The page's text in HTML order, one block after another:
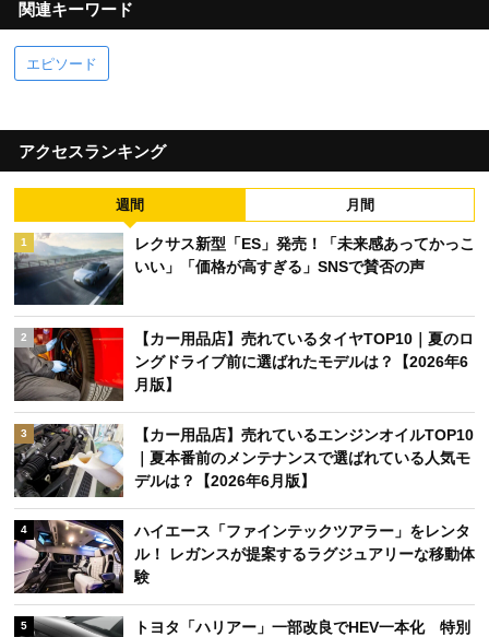
関連キーワード
エピソード
アクセスランキング
週間 月間
1
レクサス新型「ES」発売！「未来感あってかっこ
いい」「価格が高すぎる」SNSで賛否の声
2
【カー用品店】売れているタイヤTOP10｜夏のロ
ングドライブ前に選ばれたモデルは？【2026年6
月版】
3
【カー用品店】売れているエンジンオイルTOP10
｜夏本番前のメンテナンスで選ばれている人気モ
デルは？【2026年6月版】
4
ハイエース「ファインテックツアラー」をレンタ
ル！ レガンスが提案するラグジュアリーな移動体
験
5
トヨタ「ハリアー」一部改良でHEV一本化 特別